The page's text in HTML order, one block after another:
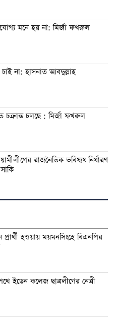
মনে হয় না: মির্জা ফখরুল
চাই না: হাসনাত আবদুল্লাহ
চক্রান্ত চলছে : মির্জা ফখরুল
রাজনৈতিক ভবিষ্যৎ নির্ধারণ
প্রার্থী হওয়ায় ময়মনসিংহে বিএনপির
ইডেন কলেজ ছাত্রলীগের নেত্রী